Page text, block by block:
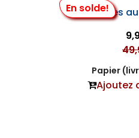
En solde!
Laos, Vies
Papier
Ajoutez